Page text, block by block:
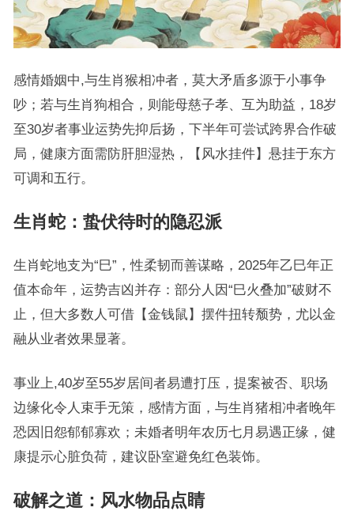
感情婚姻中,与生肖猴相冲者，莫大矛盾多源于小事争
吵；若与生肖狗相合，则能母慈子孝、互为助益，18岁
至30岁者事业运势先抑后扬，下半年可尝试跨界合作破
局，健康方面需防肝胆湿热，【风水挂件】悬挂于东方
可调和五行。
生肖蛇：蛰伏待时的隐忍派
生肖蛇地支为“巳”，性柔韧而善谋略，2025年乙巳年正
值本命年，运势吉凶并存：部分人因“巳火叠加”破财不
止，但大多数人可借【金钱鼠】摆件扭转颓势，尤以金
融从业者效果显著。
事业上,40岁至55岁居间者易遭打压，提案被否、职场
边缘化令人束手无策，感情方面，与生肖猪相冲者晚年
恐因旧怨郁郁寡欢；未婚者明年农历七月易遇正缘，健
康提示心脏负荷，建议卧室避免红色装饰。
破解之道：风水物品点睛